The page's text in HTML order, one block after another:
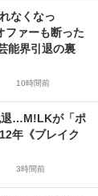
なくなっ
ァーも断った
能界引退の裏
10時間前
退…M!LKが「ポ
年《ブレイク
3時間前